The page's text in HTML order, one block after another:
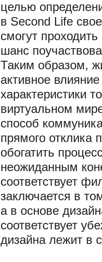
целью
в Second Life
смогут
шанс
Таким образом,
активное
характеристики
виртуальном
способ
прямого отклика
обогатить
неожиданным
соответствует
заключается в
а в основе
соответствует
дизайна лежит в